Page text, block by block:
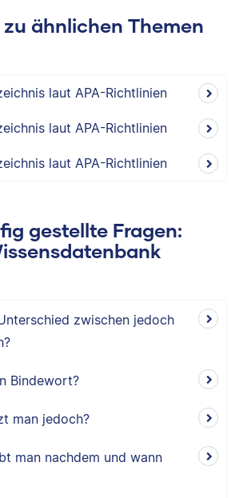
ähnlichen Themen
laut APA-Richtlinien
laut APA-Richtlinien
laut APA-Richtlinien
gestellte Fragen:
zwischen jedoch
Bindewort?
man jedoch?
man nachdem und wann